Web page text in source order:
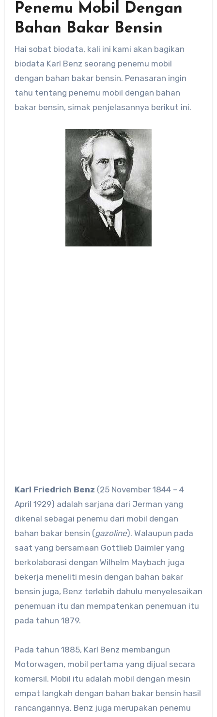
Penemu Mobil Dengan
Bahan Bakar Bensin
Hai sobat biodata, kali ini kami akan bagikan
biodata Karl Benz seorang penemu mobil
dengan bahan bakar bensin. Penasaran ingin
tahu tentang penemu mobil dengan bahan
bakar bensin, simak penjelasannya berikut ini.
Karl Friedrich Benz (25 November 1844 – 4
April 1929) adalah sarjana dari Jerman yang
dikenal sebagai penemu dari mobil dengan
bahan bakar bensin (gazoline). Walaupun pada
saat yang bersamaan Gottlieb Daimler yang
berkolaborasi dengan Wilhelm Maybach juga
bekerja meneliti mesin dengan bahan bakar
bensin juga, Benz terlebih dahulu menyelesaikan
penemuan itu dan mempatenkan penemuan itu
pada tahun 1879.
Pada tahun 1885, Karl Benz membangun
Motorwagen, mobil pertama yang dijual secara
komersil. Mobil itu adalah mobil dengan mesin
empat langkah dengan bahan bakar bensin hasil
rancangannya. Benz juga merupakan penemu